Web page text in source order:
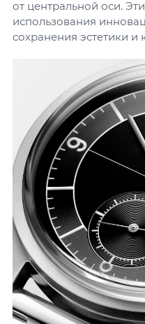
от центральной оси.
использования
сохранения эстетики и